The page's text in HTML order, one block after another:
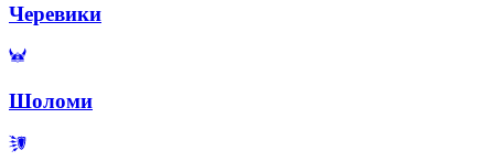
Черевики
Шоломи